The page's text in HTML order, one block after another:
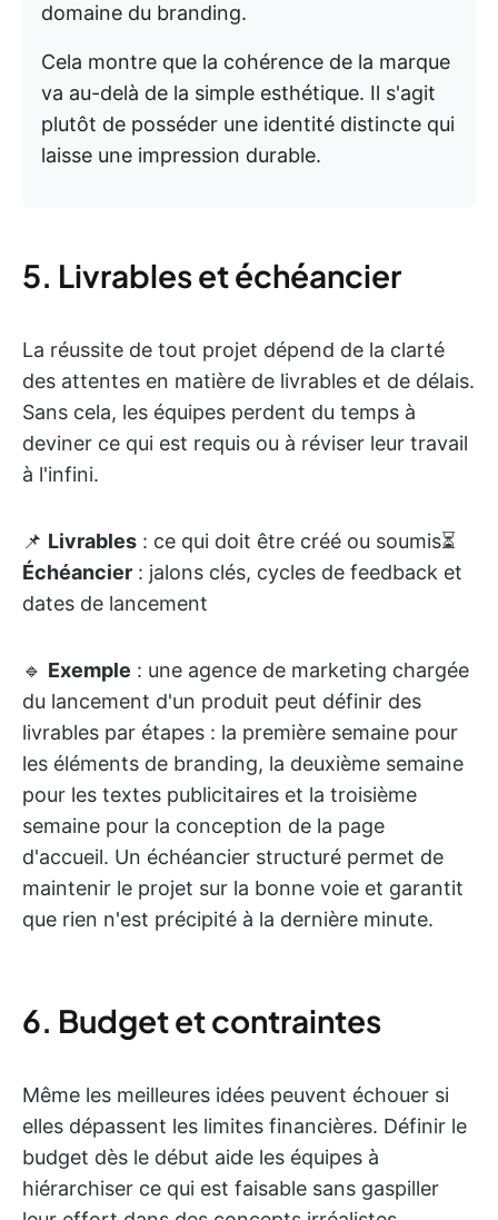
domaine du branding.
Cela montre que la cohérence de la marque
va au-delà de la simple esthétique. Il s'agit
plutôt de posséder une identité distincte qui
laisse une impression durable.
5. Livrables et échéancier
La réussite de tout projet dépend de la clarté
des attentes en matière de livrables et de délais.
Sans cela, les équipes perdent du temps à
deviner ce qui est requis ou à réviser leur travail
à l'infini.
📌 Livrables : ce qui doit être créé ou soumis⏳
Échéancier : jalons clés, cycles de feedback et
dates de lancement
🔹 Exemple : une agence de marketing chargée
du lancement d'un produit peut définir des
livrables par étapes : la première semaine pour
les éléments de branding, la deuxième semaine
pour les textes publicitaires et la troisième
semaine pour la conception de la page
d'accueil. Un échéancier structuré permet de
maintenir le projet sur la bonne voie et garantit
que rien n'est précipité à la dernière minute.
6. Budget et contraintes
Même les meilleures idées peuvent échouer si
elles dépassent les limites financières. Définir le
budget dès le début aide les équipes à
hiérarchiser ce qui est faisable sans gaspiller